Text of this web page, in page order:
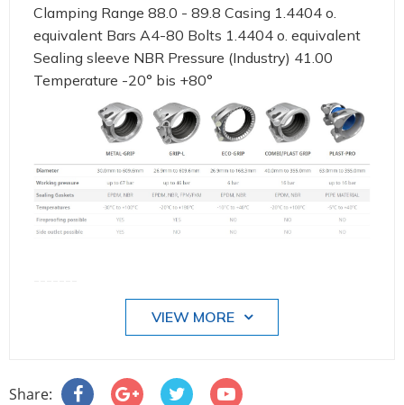
Clamping Range 88.0 - 89.8 Casing 1.4404 o.
equivalent Bars A4-80 Bolts 1.4404 o. equivalent
Sealing sleeve NBR Pressure (Industry) 41.00
Temperature -20° bis +80°
VIEW MORE
Share: